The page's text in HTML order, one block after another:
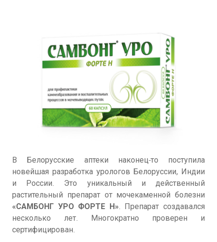
В Белорусские аптеки наконец-то поступила
новейшая разработка урологов Белоруссии, Индии
и России. Это уникальный и действенный
растительный препарат от мочекаменной болезни
«САМБОНГ УРО ФОРТЕ Н». Препарат создавался
несколько лет. Многократно проверен и
сертифицирован.